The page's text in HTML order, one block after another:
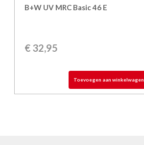
B+W UV MRC Basic 46 E
€ 32,95
Toevoegen aan winkelwagen